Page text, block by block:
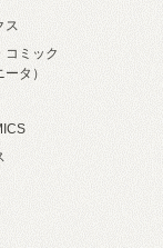
ス
コミック
タ）